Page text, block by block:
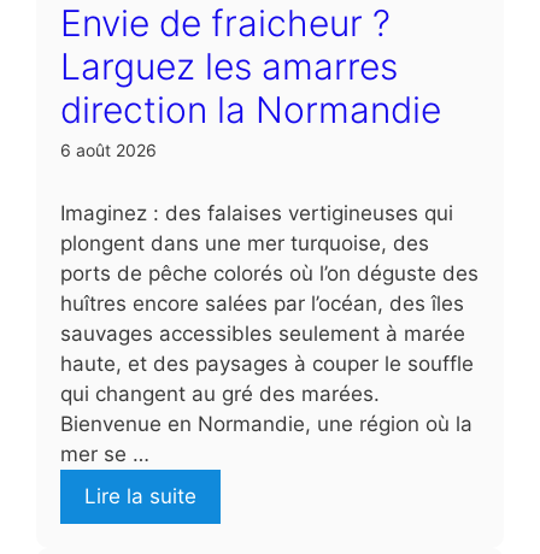
Envie de fraicheur ?
Larguez les amarres
direction la Normandie
6 août 2026
Imaginez : des falaises vertigineuses qui
plongent dans une mer turquoise, des
ports de pêche colorés où l’on déguste des
huîtres encore salées par l’océan, des îles
sauvages accessibles seulement à marée
haute, et des paysages à couper le souffle
qui changent au gré des marées.
Bienvenue en Normandie, une région où la
mer se …
Lire la suite